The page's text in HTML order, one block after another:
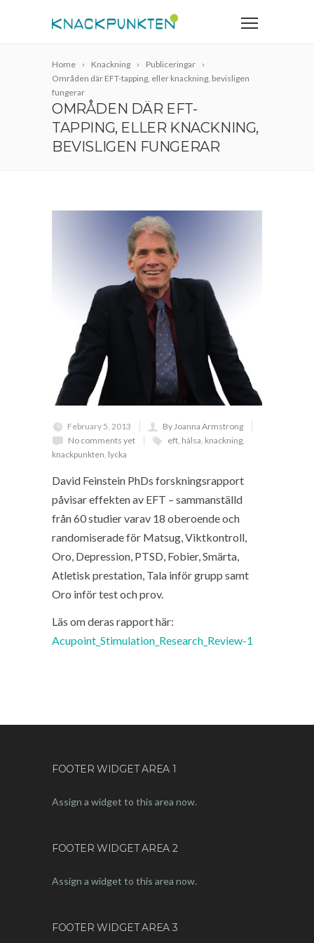
Home Knackning
Publiceringar
Områden där EFT-tapping, eller knackning, bevisligen
fungerar
OMRÅDEN DÄR EFT-
TAPPING, ELLER KNACKNING,
BEVISLIGEN FUNGERAR
February 5, 2013
By Joanna Armstrong
No comments yet
eft hälsa knackning
knackpunkten lycka
David Feinstein PhDs forskningsrapport
påvisar effekten av EFT – sammanställd
från 60 studier varav 18 oberoende och
randomiserade för Matsug, Viktkontroll,
Oro, Depression, PTSD, Fobier, Smärta,
Atletisk prestation, Tala inför grupp samt
Oro inför test och prov.
Läs om deras rapport här:
Acupoint_Stimulation_Research_Review-1
FOOTER WIDGET AREA 1
Assign a widget to this area now.
FOOTER WIDGET AREA 2
Assign a widget to this area now.
FOOTER WIDGET AREA 3